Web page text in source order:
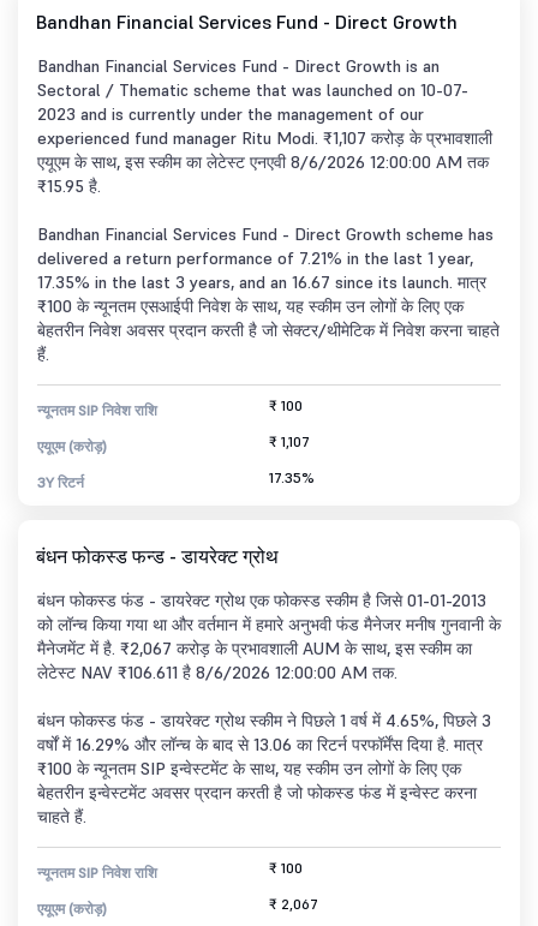
Bandhan Financial Services Fund - Direct Growth
Bandhan Financial Services Fund - Direct Growth is an
Sectoral / Thematic scheme that was launched on 10-07-
2023 and is currently under the management of our
experienced fund manager Ritu Modi. ₹1,107 करोड़ के प्रभावशाली
एयूएम के साथ, इस स्कीम का लेटेस्ट एनएवी 8/6/2026 12:00:00 AM तक
₹15.95 है.
Bandhan Financial Services Fund - Direct Growth scheme has
delivered a return performance of 7.21% in the last 1 year,
17.35% in the last 3 years, and an 16.67 since its launch. मात्र
₹100 के न्यूनतम एसआईपी निवेश के साथ, यह स्कीम उन लोगों के लिए एक
बेहतरीन निवेश अवसर प्रदान करती है जो सेक्टर/थीमेटिक में निवेश करना चाहते
हैं.
न्यूनतम SIP निवेश राशि ₹ 100
एयूएम (करोड़) ₹ 1,107
3Y रिटर्न 17.35%
बंधन फोकस्ड फन्ड - डायरेक्ट ग्रोथ
बंधन फोकस्ड फंड - डायरेक्ट ग्रोथ एक फोकस्ड स्कीम है जिसे 01-01-2013
को लॉन्च किया गया था और वर्तमान में हमारे अनुभवी फंड मैनेजर मनीष गुनवानी के
मैनेजमेंट में है. ₹2,067 करोड़ के प्रभावशाली AUM के साथ, इस स्कीम का
लेटेस्ट NAV ₹106.611 है 8/6/2026 12:00:00 AM तक.
बंधन फोकस्ड फंड - डायरेक्ट ग्रोथ स्कीम ने पिछले 1 वर्ष में 4.65%, पिछले 3
वर्षों में 16.29% और लॉन्च के बाद से 13.06 का रिटर्न परफॉर्मेंस दिया है. मात्र
₹100 के न्यूनतम SIP इन्वेस्टमेंट के साथ, यह स्कीम उन लोगों के लिए एक
बेहतरीन इन्वेस्टमेंट अवसर प्रदान करती है जो फोकस्ड फंड में इन्वेस्ट करना
चाहते हैं.
न्यूनतम SIP निवेश राशि ₹ 100
एयूएम (करोड़) ₹ 2,067